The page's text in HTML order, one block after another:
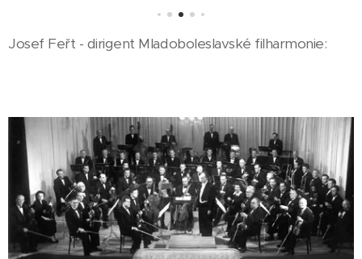
Josef Feřt - dirigent Mladoboleslavské filharmonie: